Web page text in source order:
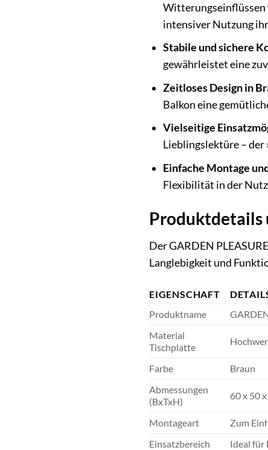
Witterungseinflüssen
intensiver Nutzung
Stabile und sichere
gewährleistet eine
Zeitloses Design in
Balkon eine
Vielseitige
Lieblingslektüre – der
Einfache Montage
Flexibilität in der
Produktdetails
Der GARDEN
Langlebigkeit und
EIGENSCHAFT
Produktname
Material
Tischplatte
Farbe
Braun
Abmessungen
(BxTxH)
60 x 50
Montageart
Zum
Einsatzbereich
Ideal für